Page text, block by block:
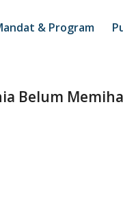
& Program
Belum